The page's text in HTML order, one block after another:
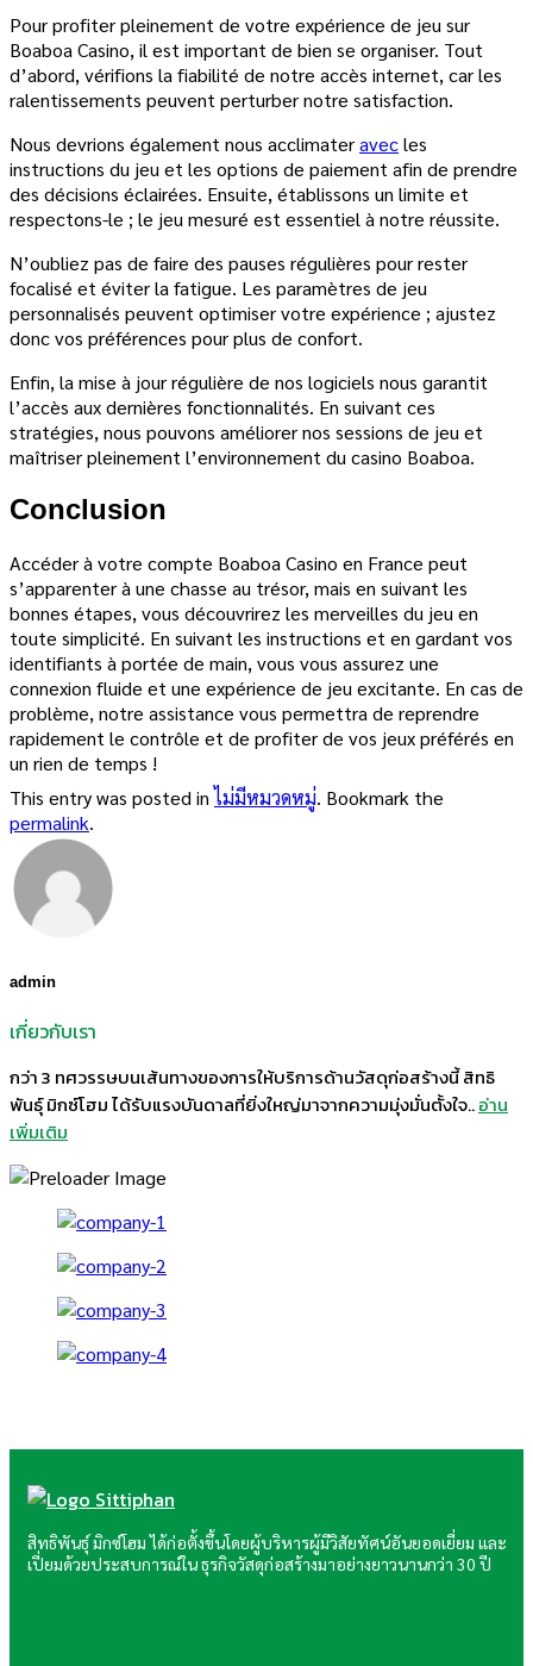
Pour profiter pleinement de votre expérience de jeu sur
Boaboa Casino, il est important de bien se organiser. Tout
d’abord, vérifions la fiabilité de notre accès internet, car les
ralentissements peuvent perturber notre satisfaction.
Nous devrions également nous acclimateravecles
instructions du jeu et les options de paiement afin de prendre
des décisions éclairées. Ensuite, établissons un limite et
respectons-le ; le jeu mesuré est essentiel à notre réussite.
N’oubliez pas de faire des pauses régulières pour rester
focalisé et éviter la fatigue. Les paramètres de jeu
personnalisés peuvent optimiser votre expérience ; ajustez
donc vos préférences pour plus de confort.
Enfin, la mise à jour régulière de nos logiciels nous garantit
l’accès aux dernières fonctionnalités. En suivant ces
stratégies, nous pouvons améliorer nos sessions de jeu et
maîtriser pleinement l’environnement du casino Boaboa.
Conclusion
Accéder à votre compte Boaboa Casino en France peut
s’apparenter à une chasse au trésor, mais en suivant les
bonnes étapes, vous découvrirez les merveilles du jeu en
toute simplicité. En suivant les instructions et en gardant vos
identifiants à portée de main, vous vous assurez une
connexion fluide et une expérience de jeu excitante. En cas de
problème, notre assistance vous permettra de reprendre
rapidement le contrôle et de profiter de vos jeux préférés en
un rien de temps !
This entry was posted inไม่มีหมวดหมู่. Bookmark the
permalink.
admin
เกี่ยวกับเรา
กว่า 3 ทศวรรษบนเส้นทางของการให้บริการด้านวัสดุก่อสร้างนี้ สิทธิ
พันธุ์ มิกซ์โฮม ได้รับแรงบันดาลที่ยิ่งใหญ่มาจากความมุ่งมั่นตั้งใจ..อ่าน
เพิ่มเติม
สิทธิพันธุ์ มิกซ์โฮม ได้ก่อตั้งขึ้นโดยผู้บริหารผู้มีวิสัยทัศน์อันยอดเยี่ยม และ
เปี่ยมด้วยประสบการณ์ใน ธุรกิจวัสดุก่อสร้างมาอย่างยาวนานกว่า 30 ปี